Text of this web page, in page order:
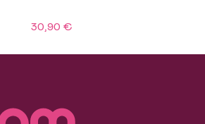
30,90 €